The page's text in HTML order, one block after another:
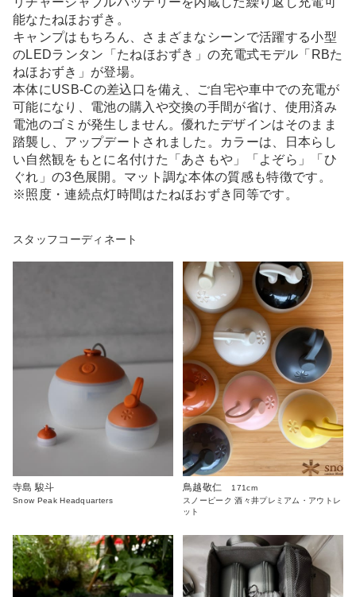
能なたねほおずき。
キャンプはもちろん、さまざまなシーンで活躍する小型
のLEDランタン「たねほおずき」の充電式モデル「RBた
ねほおずき」が登場。
本体にUSB-Cの差込口を備え、ご自宅や車中での充電が
可能になり、電池の購入や交換の手間が省け、使用済み
電池のゴミが発生しません。優れたデザインはそのまま
踏襲し、アップデートされました。カラーは、日本らし
い自然観をもとに名付けた「あさもや」「よぞら」「ひ
ぐれ」の3色展開。マット調な本体の質感も特徴です。
※照度・連続点灯時間はたねほおずき同等です。
スタッフコーディネート
寺島 駿斗
Snow Peak Headquarters
鳥越敬仁
171cm
スノーピーク 酒々井プレミアム・アウトレ
ット